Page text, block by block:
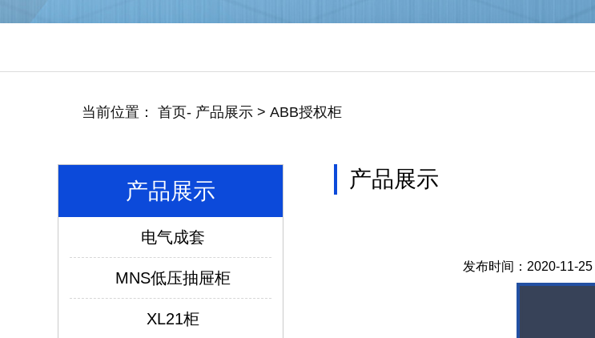
当前位置： 首页- 产品展示 > ABB授权柜
产品展示
电气成套
MNS低压抽屉柜
XL21柜
产品展示
发布时间：2020-11-25